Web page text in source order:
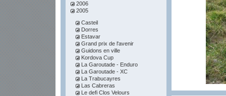
2006
2005
Casteil
Dorres
Estavar
Grand prix de l'avenir
Guidons en ville
Kordova Cup
La Garoutade - Enduro
La Garoutade - XC
La Trabucayres
Las Cabreras
Le defi Clos Velours